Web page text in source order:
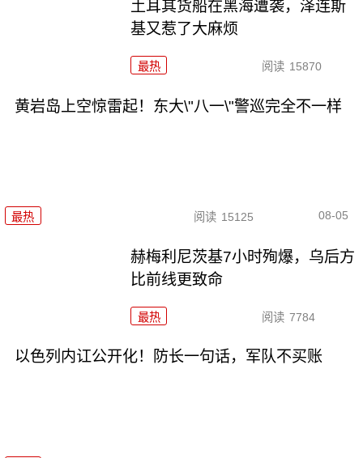
土耳其货船在黑海遭袭，泽连斯
基又惹了大麻烦
最热 阅读 15870
黄岩岛上空惊雷起！东大\"八一\"警巡完全不一样
最热 阅读 15125 08-05
赫梅利尼茨基7小时殉爆，乌后方
比前线更致命
最热 阅读 7784
以色列内讧公开化！防长一句话，军队不买账